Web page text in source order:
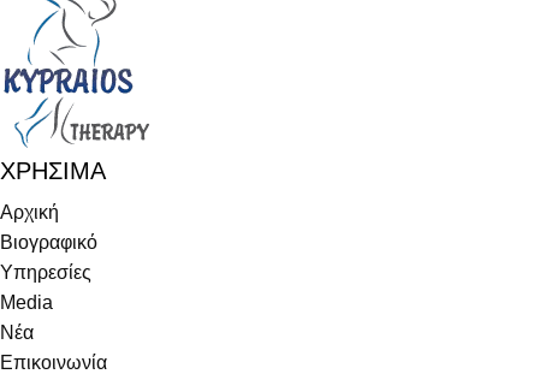
ΧΡΗΣΙΜΑ
Αρχική
Βιογραφικό
Υπηρεσίες
Media
Νέα
Επικοινωνία